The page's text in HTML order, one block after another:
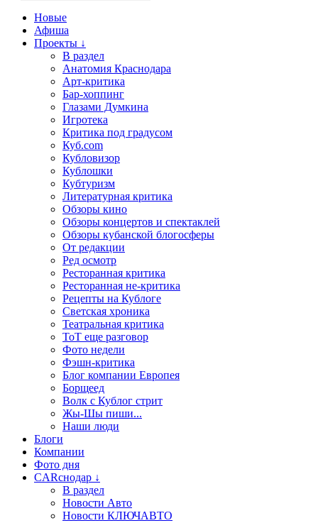
Новые
Афиша
Проекты ↓
В раздел
Анатомия Краснодара
Арт-критика
Бар-хоппинг
Глазами Думкина
Игротека
Критика под градусом
Куб.com
Кубловизор
Кублошки
Кубтуризм
Литературная критика
Обзоры кино
Обзоры концертов и спектаклей
Обзоры кубанской блогосферы
От редакции
Ред осмотр
Ресторанная критика
Ресторанная не-критика
Рецепты на Кублоге
Светская хроника
Театральная критика
ТоТ еще разговор
Фото недели
Фэшн-критика
Блог компании Европея
Борщеед
Волк с Кублог стрит
Жы-Шы пиши...
Наши люди
Блоги
Компании
Фото дня
CARснодар ↓
В раздел
Новости Авто
Новости КЛЮЧАВТО